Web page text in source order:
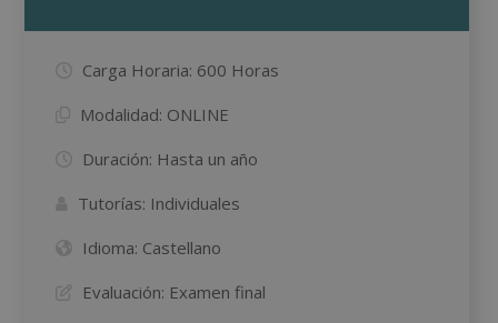
Carga Horaria: 600 Horas
Modalidad: ONLINE
Duración: Hasta un año
Tutorías: Individuales
Idioma: Castellano
Evaluación: Examen final